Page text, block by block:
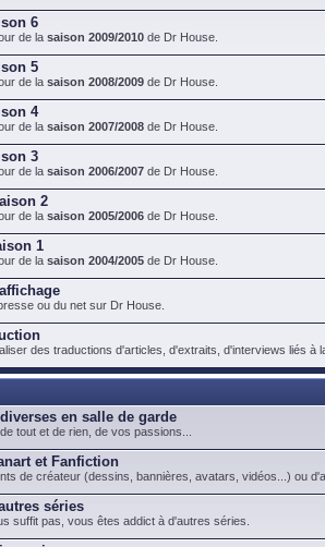
6
de la saison 2009/2010 de Dr House.
5
de la saison 2008/2009 de Dr House.
4
de la saison 2007/2008 de Dr House.
3
de la saison 2006/2007 de Dr House.
2
de la saison 2005/2006 de Dr House.
1
de la saison 2004/2005 de Dr House.
ou du net sur Dr House.
des traductions d'articles, d'extraits, d'interviews liés à
en salle de garde
tout et de rien, de vos passions...
et Fanfiction
de créateur (dessins, bannières, avatars, vidéos...) ou
séries
suffit pas, vous êtes addict à d'autres séries.